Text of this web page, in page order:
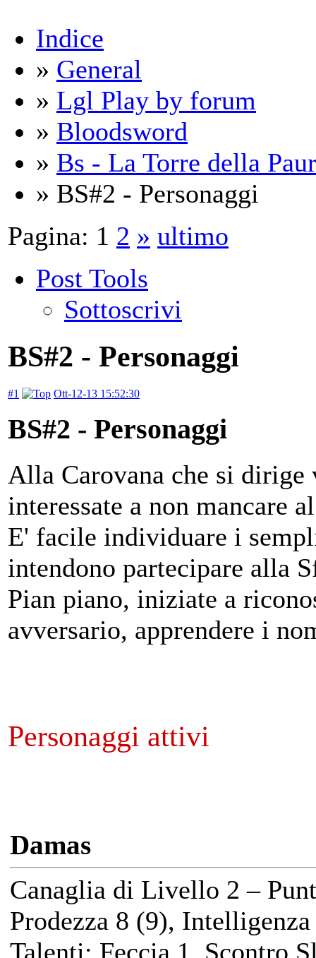
Indice
» General
» Lgl Play by forum
» Bloodsword
» Bs - La Torre della
» BS#2 - Personaggi
Pagina: 1 2 » ultimo
Post Tools
Sottoscrivi
BS#2 - Personaggi
#1 Ott-12-13 15:52:30
BS#2 - Personaggi
Alla Carovana che si dirige
interessate a non mancare
E' facile individuare i
intendono partecipare alla
Pian piano, iniziate a
avversario, apprendere i
Personaggi attivi
Damas
Canaglia di Livello 2 –
Prodezza 8 (9),
Talenti: Feccia 1, Scontro